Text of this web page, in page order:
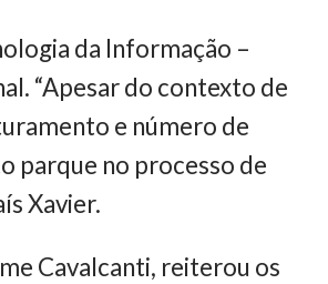
da Informação –
“Apesar do contexto de
e número de
parque no processo de
Xavier.
Cavalcanti, reiterou os